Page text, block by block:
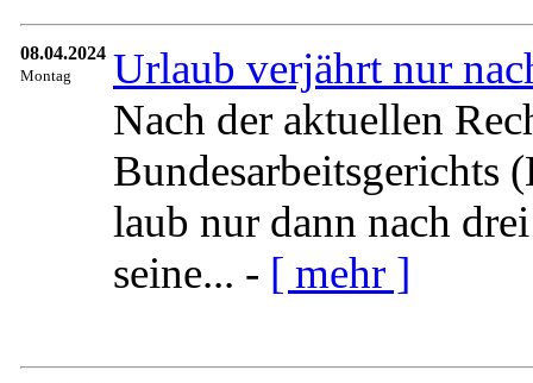
08.04.2024
Montag
Ur­laub ver­jährt nur
Nach der aktuellen
laub nur dann nach
sei­ne... - [ mehr ]